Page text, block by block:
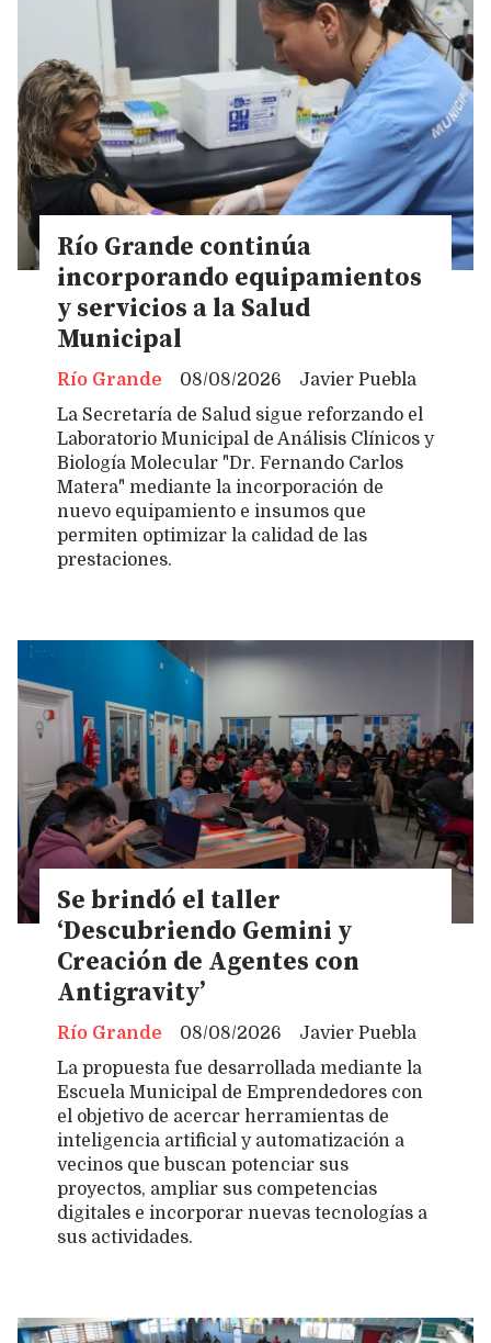
Río Grande continúa
incorporando equipamientos
y servicios a la Salud
Municipal
Javier Puebla
Río Grande
08/08/2026
La Secretaría de Salud sigue reforzando el
Laboratorio Municipal de Análisis Clínicos y
Biología Molecular "Dr. Fernando Carlos
Matera" mediante la incorporación de
nuevo equipamiento e insumos que
permiten optimizar la calidad de las
prestaciones.
Se brindó el taller
‘Descubriendo Gemini y
Creación de Agentes con
Antigravity’
Javier Puebla
Río Grande
08/08/2026
La propuesta fue desarrollada mediante la
Escuela Municipal de Emprendedores con
el objetivo de acercar herramientas de
inteligencia artificial y automatización a
vecinos que buscan potenciar sus
proyectos, ampliar sus competencias
digitales e incorporar nuevas tecnologías a
sus actividades.